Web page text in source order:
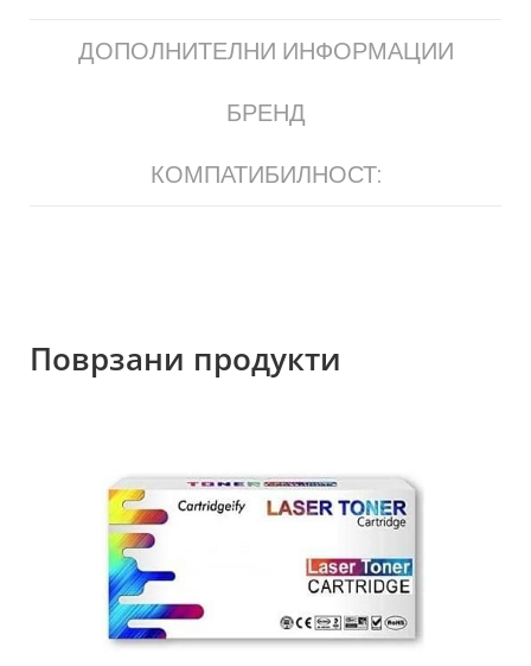
ДОПОЛНИТЕЛНИ ИНФОРМАЦИИ
БРЕНД
КОМПАТИБИЛНОСТ:
Поврзани продукти